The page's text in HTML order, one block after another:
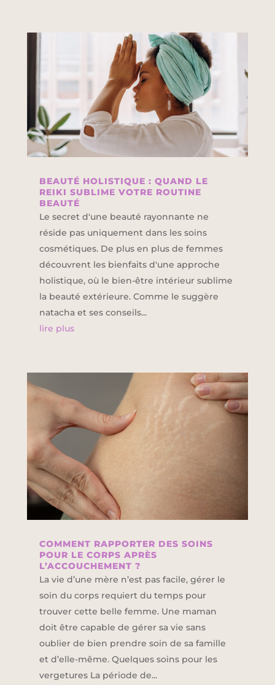
BEAUTÉ HOLISTIQUE : QUAND LE
REIKI SUBLIME VOTRE ROUTINE
BEAUTÉ
Le secret d'une beauté rayonnante ne
réside pas uniquement dans les soins
cosmétiques. De plus en plus de femmes
découvrent les bienfaits d'une approche
holistique, où le bien-être intérieur sublime
la beauté extérieure. Comme le suggère
natacha et ses conseils...
lire plus
COMMENT RAPPORTER DES SOINS
POUR LE CORPS APRÈS
L’ACCOUCHEMENT ?
La vie d’une mère n’est pas facile, gérer le
soin du corps requiert du temps pour
trouver cette belle femme. Une maman
doit être capable de gérer sa vie sans
oublier de bien prendre soin de sa famille
et d’elle-même. Quelques soins pour les
vergetures La période de...